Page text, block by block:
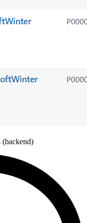
(backend)